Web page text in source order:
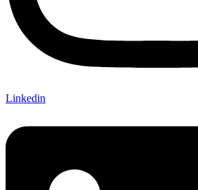
Linkedin